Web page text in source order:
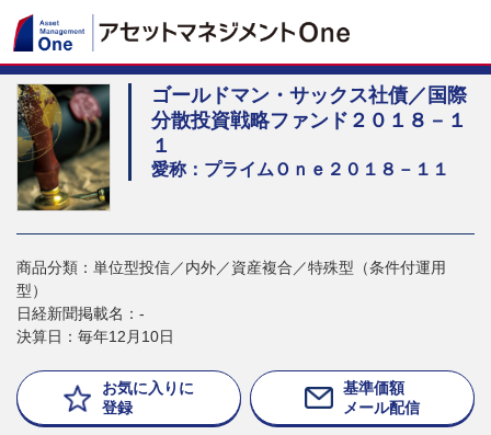
ゴールドマン・サックス社債／国際
分散投資戦略ファンド２０１８－１
１
愛称：プライムＯｎｅ２０１８－１１
商品分類：単位型投信／内外／資産複合／特殊型（条件付運用
型）
日経新聞掲載名：-
決算日：毎年12月10日
お気に入りに
登録
基準価額
メール配信